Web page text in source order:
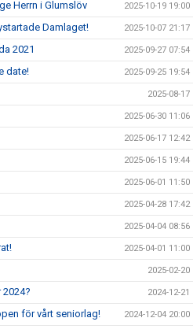
Herrn i Glumslöv 2025-10-19 19:00
Damlaget! 2025-10-07 21:17
2021 2025-09-27 07:54
date! 2025-09-25 19:54
2025-08-17
2025-06-30 11:06
2025-06-17 12:42
2025-06-15 19:44
2025-06-01 11:50
2025-04-28 17:42
2025-04-04 08:56
2025-04-01 11:00
2025-02-20
2024? 2024-12-21
för vårt seniorlag! 2024-12-04 20:00